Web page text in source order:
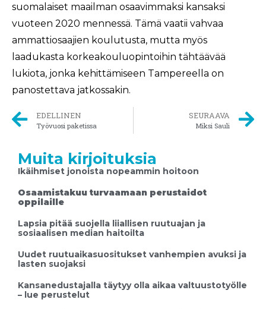
suomalaiset maailman osaavimmaksi kansaksi
vuoteen 2020 mennessä. Tämä vaatii vahvaa
ammattiosaajien koulutusta, mutta myös
laadukasta korkeakouluopintoihin tähtäävää
lukiota, jonka kehittämiseen Tampereella on
panostettava jatkossakin.
EDELLINEN
Työvuosi paketissa
SEURAAVA
Miksi Sauli
Muita kirjoituksia
Ikäihmiset jonoista nopeammin hoitoon
Osaamistakuu turvaamaan perustaidot
oppilaille
Lapsia pitää suojella liiallisen ruutuajan ja
sosiaalisen median haitoilta
Uudet ruutuaikasuositukset vanhempien avuksi ja
lasten suojaksi
Kansanedustajalla täytyy olla aikaa valtuustotyölle
– lue perustelut